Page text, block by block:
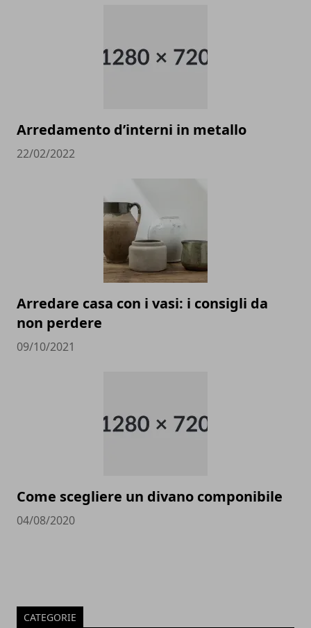
Arredamento d’interni in metallo
22/02/2022
Arredare casa con i vasi: i consigli da
non perdere
09/10/2021
Come scegliere un divano componibile
04/08/2020
CATEGORIE